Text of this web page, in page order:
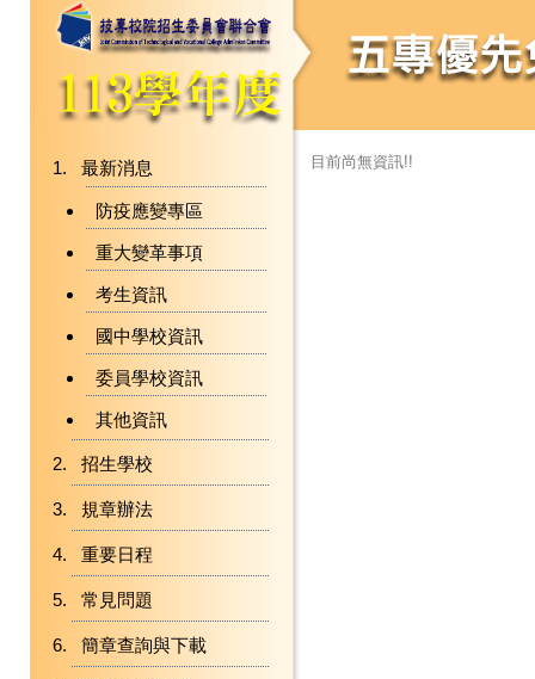
最新消息
防疫應變專區
重大變革事項
考生資訊
國中學校資訊
委員學校資訊
其他資訊
招生學校
規章辦法
重要日程
常見問題
簡章查詢與下載
目前尚無資訊!!